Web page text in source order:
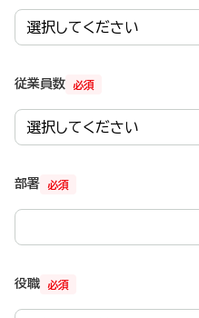
必須
従業員数
必須
部署
必須
役職